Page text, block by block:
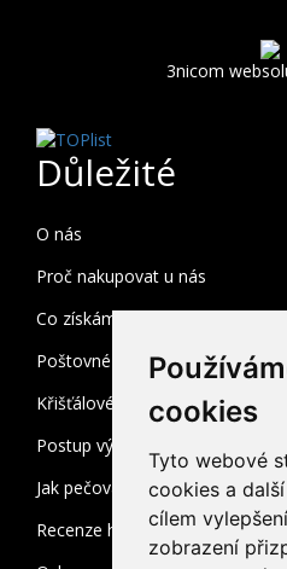
cookies
Tyto webové
cookies a
cílem
zobrazení
3nicom
Důležité
O nás
Proč nakupovat u nás
Co získám registrací
Poštovné a balné
Křišťálové sklo
Postup výroby
Jak pečovat o broušené sklo
Recenze heuréka